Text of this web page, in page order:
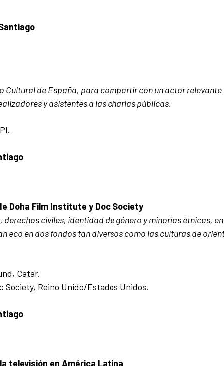
Cultural de España, para compartir con un actor relevante
y asistentes a las charlas públicas.
Doha Film Institute y Doc Society
civiles, identidad de género y minorías étnicas,
eco en dos fondos tan diversos como las culturas de
Catar.
Society, Reino Unido/Estados Unidos.
televisión en América Latina